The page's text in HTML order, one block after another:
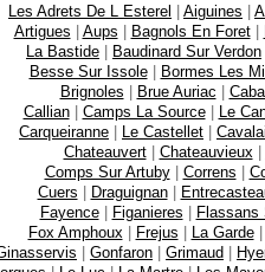
Les Adrets De L Esterel | Aiguines |
Artigues | Aups | Bagnols En Foret|
La Bastide | Baudinard Sur Verdon
Besse Sur Issole| Bormes Les
Brignoles | Brue Auriac |
Callian| Camps La Source| Le
Carqueiranne | Le Castellet |
Chateauvert| Chateauvieux |
Comps Sur Artuby| Correns |
Cuers | Draguignan|
Fayence| Figanieres | Flassans
Fox Amphoux | Frejus | La Garde|
| Gonfaron | Grimaud |